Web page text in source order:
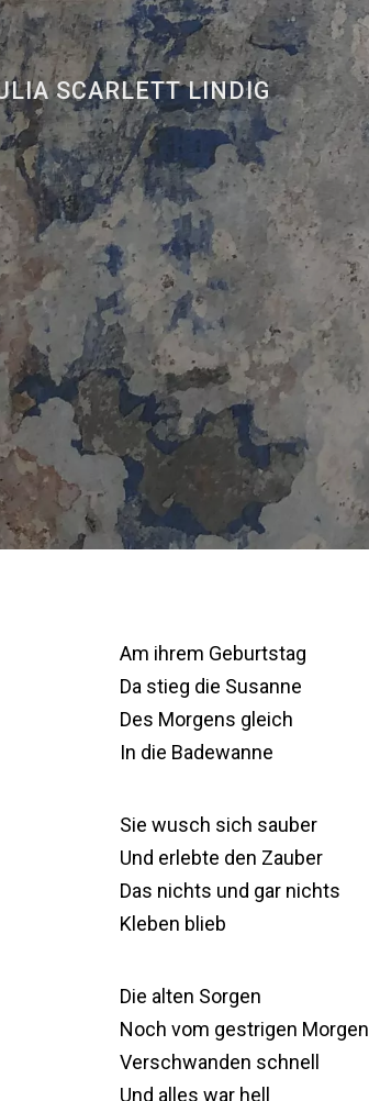
SCARLETT LINDIG
Am ihrem Geburtstag
Da stieg die Susanne
Des Morgens gleich
In die Badewanne
Sie wusch sich sauber
Und erlebte den Zauber
Das nichts und gar nichts
Kleben blieb
Die alten Sorgen
Noch vom gestrigen Morgen
Verschwanden schnell
Und alles war hell